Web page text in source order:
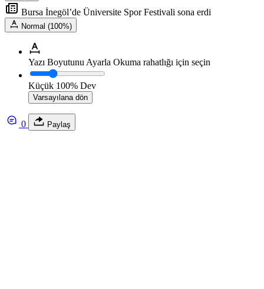
Bursa İnegöl’de Üniversite Spor Festivali sona erdi
Normal (100%)
Yazı Boyutunu Ayarla Okuma rahatlığı için seçin
Küçük 100% Dev
Varsayılana dön
0 Paylaş